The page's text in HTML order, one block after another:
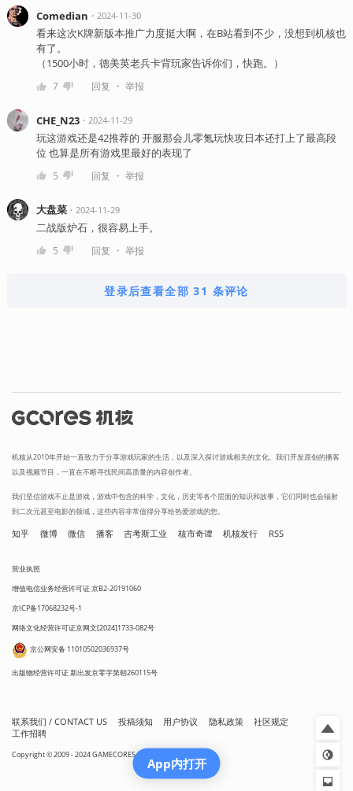
Comedian ・ 2024-11-30
看来这次K牌新版本推广力度挺大啊，在B站看到不少，没想到机核也
有了。
（1500小时，德美英老兵卡背玩家告诉你们，快跑。）
7 回复 ・ 举报
CHE_N23・ 2024-11-29
玩这游戏还是42推荐的 开服那会儿零氪玩快攻日本还打上了最高段
位 也算是所有游戏里最好的表现了
5 回复 ・ 举报
大盘菜・ 2024-11-29
二战版炉石，很容易上手。
5 回复 ・ 举报
登录后查看全部 31 条评论
机核从2010年开始一直致力于分享游戏玩家的生活，以及深入探讨游戏相关的文化。我们开发原创的播客
以及视频节目，一直在不断寻找民间高质量的内容创作者。
我们坚信游戏不止是游戏，游戏中包含的科学，文化，历史等各个层面的知识和故事，它们同时也会辐射
到二次元甚至电影的领域，这些内容非常值得分享给热爱游戏的您。
知乎 微博 微信 播客 吉考斯工业 核市奇谭 机核发行 RSS
营业执照
增值电信业务经营许可证 京B2-20191060
京ICP备17068232号-1
网络文化经营许可证京网文[2024]1733-082号
京公网安备 11010502036937号
出版物经营许可证 新出发京零字第朝260115号
联系我们 / CONTACT US 投稿须知 用户协议 隐私政策
社区规定
工作招聘
Copyright © 2009 - 2024 GAMECORES. All Rights Reserved
App内打开